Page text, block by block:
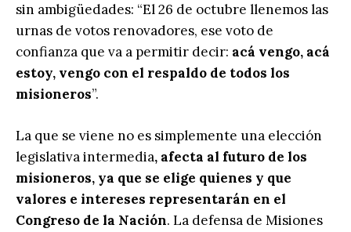
sin ambigüedades: “El 26 de octubre llenemos las
urnas de votos renovadores, ese voto de
confianza que va a permitir decir: acá vengo, acá
estoy, vengo con el respaldo de todos los
misioneros”.
La que se viene no es simplemente una elección
legislativa intermedia, afecta al futuro de los
misioneros, ya que se elige quienes y que
valores e intereses representarán en el
Congreso de la Nación. La defensa de Misiones